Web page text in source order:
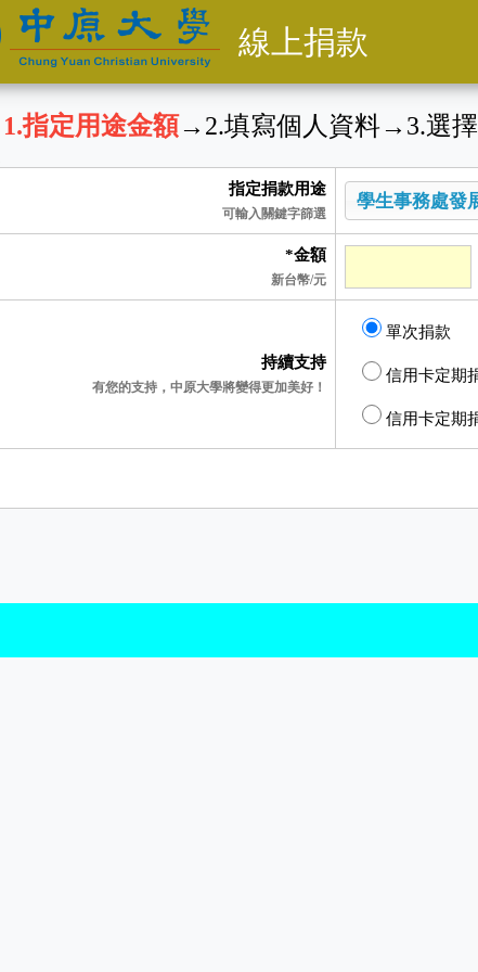
線上捐款
1.指定用途金額→ 2.填寫個人資料→ 3.選
指定捐款用途
可輸入關鍵字篩選
*金額
新台幣/元
持續支持
有您的支持，中原大學將變得更加美好！
單次捐款
信用卡定期
信用卡定期